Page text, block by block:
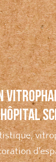
HÔPITAL